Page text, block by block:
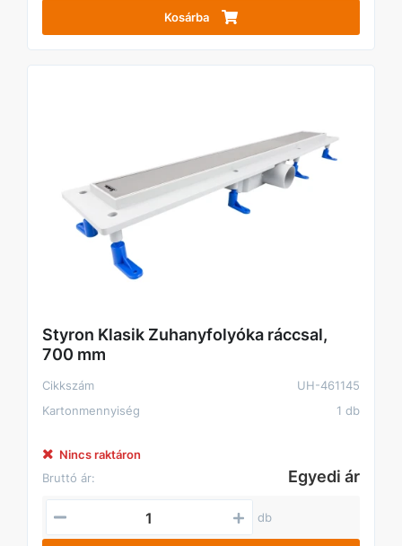
Kosárba
Styron Klasik Zuhanyfolyóka ráccsal,
700 mm
Cikkszám
UH-461145
Kartonmennyiség
1 db
Nincs raktáron
Bruttó ár:
Egyedi ár
db